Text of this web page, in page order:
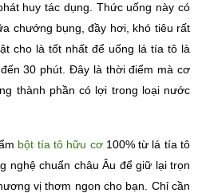
huy tác dụng. Thức uống này có
chướng bụng, đầy hơi, khó tiêu rất
cho là tốt nhất để uống lá tía tô là
30 phút. Đây là thời điểm mà cơ
thành phần có lợi trong loại nước
bột tía tô hữu cơ100% từ lá tía tô
nghệ chuẩn châu Âu để giữ lại trọn
vị thơm ngon cho bạn. Chỉ cần